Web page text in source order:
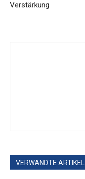
Verstärkung
VERWANDTE ARTIKEL